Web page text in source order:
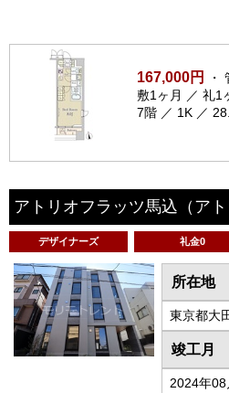
167,000円
・
敷1ヶ月 ／ 礼1
7階 ／ 1K ／
アトリオフラッツ馬込 （ア
デザイナーズ 礼金0
所在地
東京都大
竣工月
2024年08